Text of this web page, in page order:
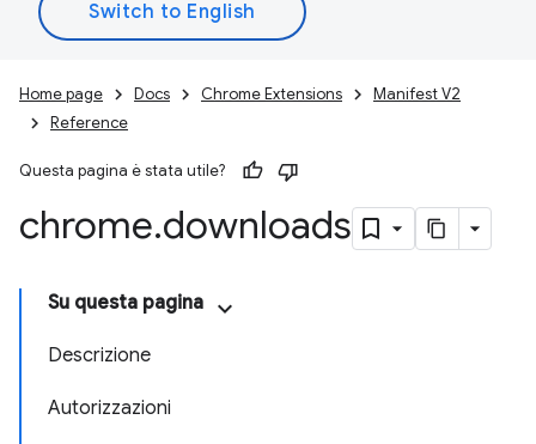
Home page Docs Chrome Extensions
Manifest V2
Reference
Questa pagina è stata utile?
chrome.downloads
Su questa pagina
Descrizione
Autorizzazioni